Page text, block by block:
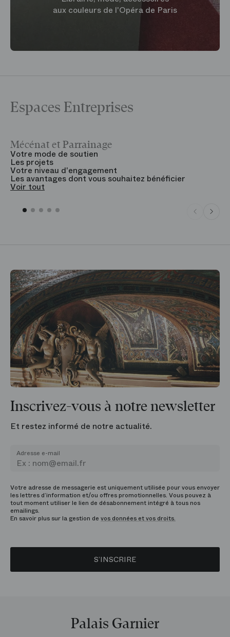
aux couleurs de l'Opéra de Paris
Espaces Entreprises
Mécénat et Parrainage
Votre mode de soutien
Les projets
Votre niveau d'engagement
Les avantages dont vous souhaitez bénéficier
Voir tout
Inscrivez-vous à notre newsletter
Et restez informé de notre actualité.
Adresse e-mail
Votre adresse de messagerie est uniquement utilisée pour vous envoyer
les lettres d’information et/ou offres promotionnelles. Vous pouvez à
tout moment utiliser le lien de désabonnement intégré à tous nos
emailings.
En savoir plus sur la gestion de vos données et vos droits.
S’INSCRIRE
Palais Garnier